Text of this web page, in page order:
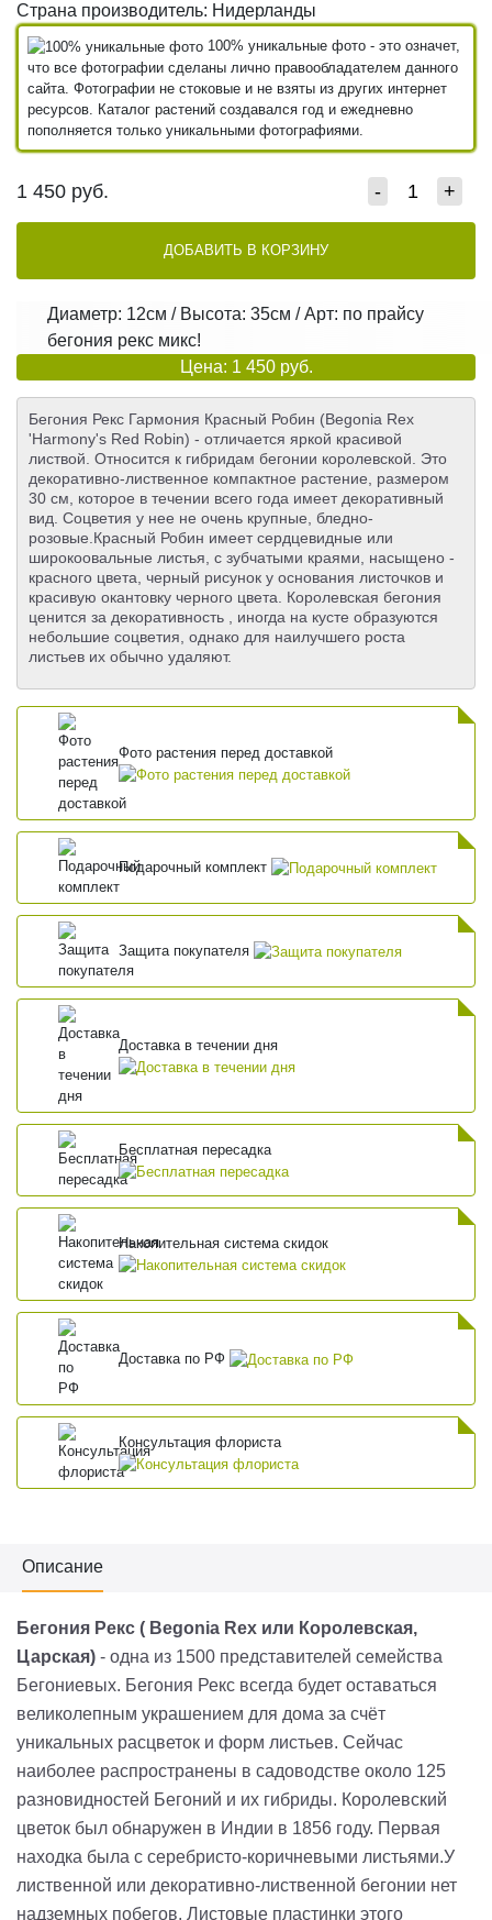
Страна производитель: Нидерланды
100% уникальные фото - это означет,
что все фотографии сделаны лично правообладателем данного
сайта. Фотографии не стоковые и не взяты из других интернет
ресурсов. Каталог растений создавался год и ежедневно
пополняется только уникальными фотографиями.
1 450 руб. - +
ДОБАВИТЬ В КОРЗИНУ
Диаметр: 12см / Высота: 35см / Арт: по прайсу
бегония рекс микс!
Цена: 1 450 руб.
Бегония Рекс Гармония Красный Робин (Begonia Rex
'Harmony's Red Robin) - отличается яркой красивой
листвой. Относится к гибридам бегонии королевской. Это
декоративно-лиственное компактное растение, размером
30 см, которое в течении всего года имеет декоративный
вид. Соцветия у нее не очень крупные, бледно-
розовые.Красный Робин имеет сердцевидные или
широкоовальные листья, с зубчатыми краями, насыщено -
красного цвета, черный рисунок у основания листочков и
красивую окантовку черного цвета. Королевская бегония
ценится за декоративность , иногда на кусте образуются
небольшие соцветия, однако для наилучшего роста
листьев их обычно удаляют.
Фото растения перед доставкой
Подарочный комплект
Защита покупателя
Доставка в течении дня
Бесплатная пересадка
Накопительная система скидок
Доставка по РФ
Консультация флориста
Описание
Бегония Рекс ( Begonia Rex или Королевская,
Царская) - одна из 1500 представителей семейства
Бегониевых. Бегония Рекс всегда будет оставаться
великолепным украшением для дома за счёт
уникальных расцветок и форм листьев. Сейчас
наиболее распространены в садоводстве около 125
разновидностей Бегоний и их гибриды. Королевский
цветок был обнаружен в Индии в 1856 году. Первая
находка была с серебристо-коричневыми листьями.У
лиственной или декоративно-лиственной бегонии нет
надземных побегов. Листовые пластинки этого